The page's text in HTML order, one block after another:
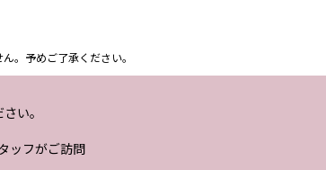
。予めご了承ください。
い。
ッフがご訪問